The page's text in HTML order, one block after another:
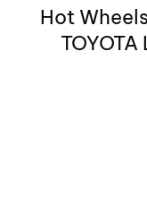
Hot
TOYOTA